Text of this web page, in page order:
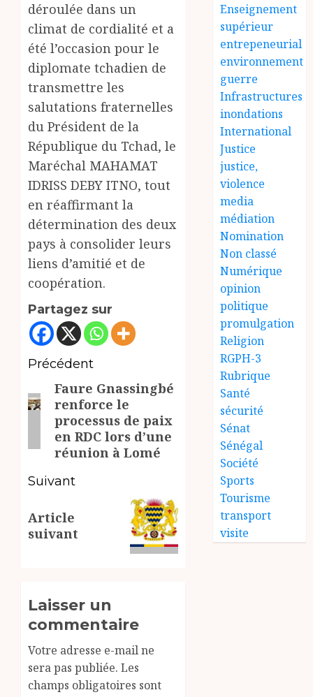
déroulée dans un
climat de cordialité et a
été l’occasion pour le
diplomate tchadien de
transmettre les
salutations fraternelles
du Président de la
République du Tchad, le
Maréchal MAHAMAT
IDRISS DEBY ITNO, tout
en réaffirmant la
détermination des deux
pays à consolider leurs
liens d’amitié et de
coopération.
Partagez sur
Navigation
d’article
Précédent
Article
précédent:
Faure Gnassingbé
renforce le
processus de paix
en RDC lors d’une
réunion à Lomé
Suivant
suivant:
Article
suivant
Laisser un
commentaire
Votre adresse e-mail ne
sera pas publiée. Les
champs obligatoires sont
Enseignement
supérieur
entrepeneurial
environnement
guerre
Infrastructures
inondations
International
Justice
justice,
violence
media
médiation
Nomination
Non classé
Numérique
opinion
politique
promulgation
Religion
RGPH-3
Rubrique
Santé
sécurité
Sénat
Sénégal
Société
Sports
Tourisme
transport
visite